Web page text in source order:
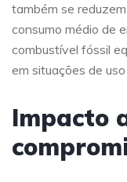
também se
consumo médio de
combustível fóssil
em situações de
Impacto